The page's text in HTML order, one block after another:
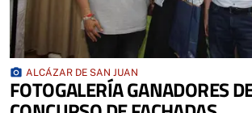
photo_camera ALCÁZAR DE SAN JUAN
FOTOGALERÍA GANADORES